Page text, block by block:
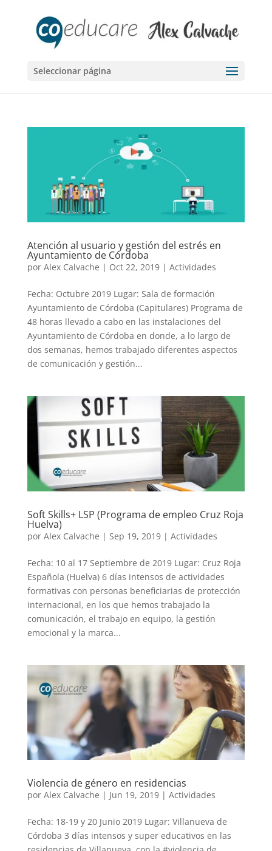
Seleccionar página
Atención al usuario y gestión del estrés en
Ayuntamiento de Córdoba
por Alex Calvache | Oct 22, 2019| Actividades
Fecha: Octubre 2019 Lugar: Sala de formación
Ayuntamiento de Córdoba (Capitulares) Programa de
48 horas llevado a cabo en las instalaciones del
Ayuntamiento de Córdoba en donde, a lo largo de
dos semanas, hemos trabajado diferentes aspectos
de comunicación y gestión...
Soft Skills+ LSP (Programa de empleo Cruz Roja
Huelva)
por Alex Calvache | Sep 19, 2019| Actividades
Fecha: 10 al 17 Septiembre de 2019 Lugar: Cruz Roja
Española (Huelva) 6 días intensos de actividades
formativas con personas beneficiarias de protección
internacional, en los que hemos trabajado la
comunicación, el trabajo en equipo, la gestión
emocional y la marca...
Violencia de género en residencias
por Alex Calvache | Jun 19, 2019| Actividades
Fecha: 18-19 y 20 Junio 2019 Lugar: Villanueva de
Córdoba 3 días intensos y super educativos en las